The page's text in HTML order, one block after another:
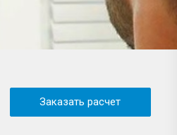
Заказать расчет